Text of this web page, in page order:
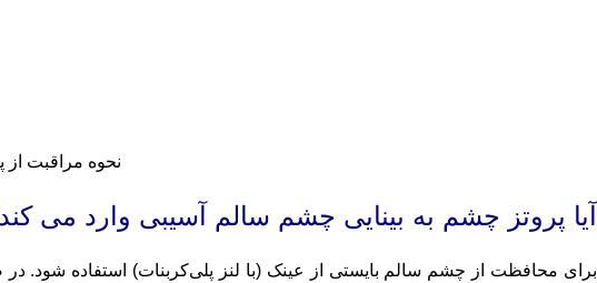
نحوه مراقبت از
آیا پروتز چشم به بینایی چشم سالم آسیبی وارد می
برای محافظت از چشم سالم بایستی از عینک (با لنز پلی‌کربنات) استفاده شود.